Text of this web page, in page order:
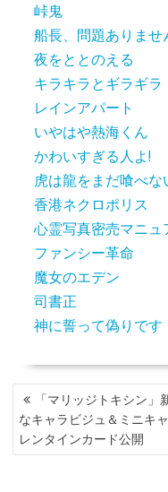
峠鬼
船長、問題ありませ
夜をととのえる
キラキラとギラギラ
レインアパート
いやはや熱海くん
かわいすぎる人よ!
虎は龍をまだ喰べな
香港ネクロポリス
心霊写真密売マニュ
ファンシー革命
魔女のエデン
司書正
神に誓って偽りです
投
稿
ナ
ビ
「マリッジトキシン」
なキャラビジュ＆ミニキ
レンタインカード公開